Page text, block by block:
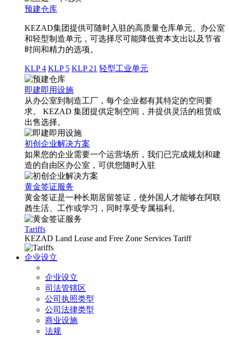
预建仓库
KEZAD集团提供可随时入驻的高质量仓库单元、办公室
和轻型制造单元，可选择尽可能降低资本支出以及节省
时间和精力的选项。
KLP 4 KLP 5 KLP 21 轻型工业单元
即建即用设施
从办公室到制造工厂，每个企业都有其特定的空间要
求。 KEZAD 集团提供定制空间，并提供灵活的租赁或
出售选择。
初创企业解决方案
如果您的企业需要一个运营场所，我们已完成规划和建
造的自由区办公室，可供您随时入驻
黄金签证服务
黄金签证是一种长期居留签证，使外国人才能够在阿联
酋生活、工作或学习，同时享受专属福利。
Tariffs
KEZAD Land Lease and Free Zone Services Tariff
企业设立
企业设立
司法管辖区
公司执照类型
公司法律类型
商业设施
法规